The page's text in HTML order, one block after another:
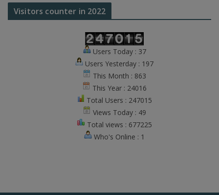
Visitors counter in 2022
Users Today : 37
Users Yesterday : 197
This Month : 863
This Year : 24016
Total Users : 247015
Views Today : 49
Total views : 677225
Who's Online : 1